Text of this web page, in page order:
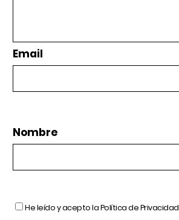
Email
Nombre
He leído y acepto laPolítica de Privacidad